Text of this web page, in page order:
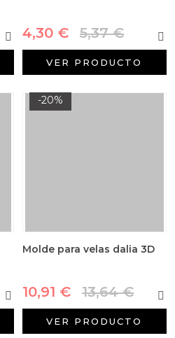
4,30 € 5,37 €
VER PRODUCTO
-20%
Molde para velas dalia 3D
10,91 € 13,64 €
VER PRODUCTO